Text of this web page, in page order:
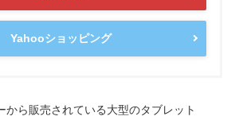
Yahooショッピング
から販売されている大型のタブレット